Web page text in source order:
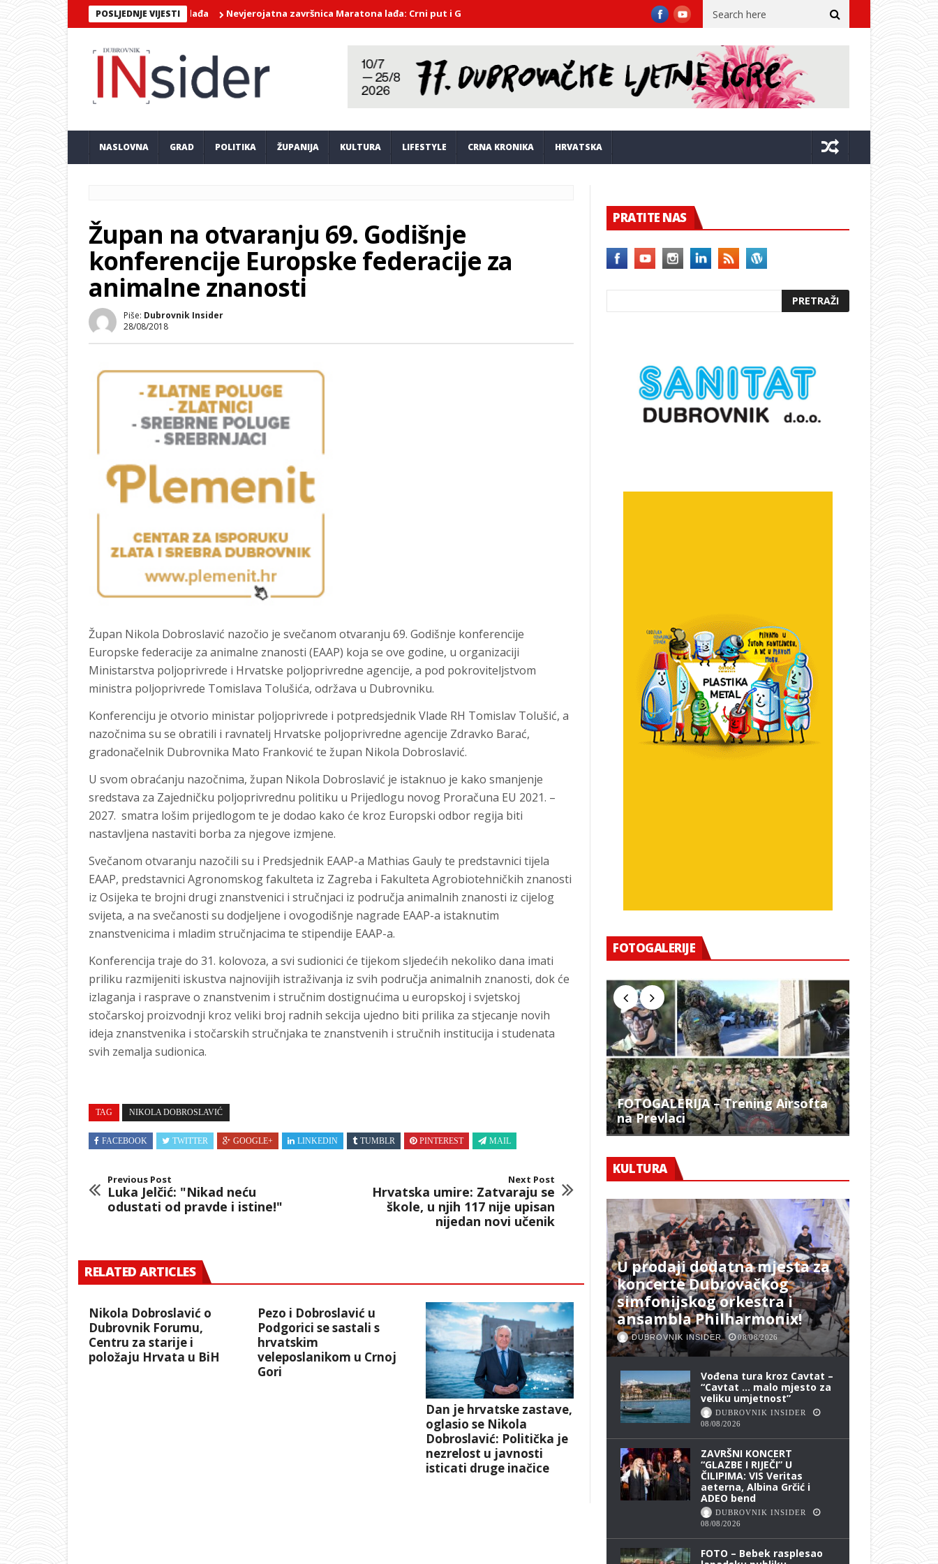
POSLJEDNJE VIJESTI Nevjerojatna završnica Maratona lađa: Crni put i Gusari Komin podijelili pobjedu SPEKTAKL NA NERETVI! Plenković se susreo s lađarima i poručio da će
NASLOVNA GRAD POLITIKA ŽUPANIJA KULTURA LIFESTYLE CRNA KRONIKA HRVATSKA
Župan na otvaranju 69. Godišnje
konferencije Europske federacije za
animalne znanosti
Piše: Dubrovnik Insider
28/08/2018
Župan Nikola Dobroslavić nazočio je svečanom otvaranju 69. Godišnje konferencije
Europske federacije za animalne znanosti (EAAP) koja se ove godine, u organizaciji
Ministarstva poljoprivrede i Hrvatske poljoprivredne agencije, a pod pokroviteljstvom
ministra poljoprivrede Tomislava Tolušića, održava u Dubrovniku.
Konferenciju je otvorio ministar poljoprivrede i potpredsjednik Vlade RH Tomislav Tolušić, a
nazočnima su se obratili i ravnatelj Hrvatske poljoprivredne agencije Zdravko Barać,
gradonačelnik Dubrovnika Mato Franković te župan Nikola Dobroslavić.
U svom obraćanju nazočnima, župan Nikola Dobroslavić je istaknuo je kako smanjenje
sredstava za Zajedničku poljoprivrednu politiku u Prijedlogu novog Proračuna EU 2021. –
2027. smatra lošim prijedlogom te je dodao kako će kroz Europski odbor regija biti
nastavljena nastaviti borba za njegove izmjene.
Svečanom otvaranju nazočili su i Predsjednik EAAP-a Mathias Gauly te predstavnici tijela
EAAP, predstavnici Agronomskog fakulteta iz Zagreba i Fakulteta Agrobiotehničkih znanosti
iz Osijeka te brojni drugi znanstvenici i stručnjaci iz područja animalnih znanosti iz cijelog
svijeta, a na svečanosti su dodjeljene i ovogodišnje nagrade EAAP-a istaknutim
znanstvenicima i mladim stručnjacima te stipendije EAAP-a.
Konferencija traje do 31. kolovoza, a svi sudionici će tijekom sljedećih nekoliko dana imati
priliku razmijeniti iskustva najnovijih istraživanja iz svih područja animalnih znanosti, dok će
izlaganja i rasprave o znanstvenim i stručnim dostignućima u europskoj i svjetskoj
stočarskoj proizvodnji kroz veliki broj radnih sekcija ujedno biti prilika za stjecanje novih
ideja znanstvenika i stočarskih stručnjaka te znanstvenih i stručnih institucija i studenata
svih zemalja sudionica.
TAG NIKOLA DOBROSLAVIĆ
FACEBOOK TWITTER GOOGLE+ LINKEDIN TUMBLR PINTEREST MAIL
Previous Post
Luka Jelčić: "Nikad neću
odustati od pravde i istine!"
Next Post
Hrvatska umire: Zatvaraju se
škole, u njih 117 nije upisan
nijedan novi učenik
RELATED ARTICLES
Nikola Dobroslavić o
Dubrovnik Forumu,
Centru za starije i
položaju Hrvata u BiH
Pezo i Dobroslavić u
Podgorici se sastali s
hrvatskim
veleposlanikom u Crnoj
Gori
Dan je hrvatske zastave,
oglasio se Nikola
Dobroslavić: Politička je
nezrelost u javnosti
isticati druge inačice
PRATITE NAS
FOTOGALERIJE
FOTOGALERIJA – Trening Airsofta
na Prevlaci
FOTO –
KULTURA
U prodaji dodatna mjesta za
koncerte Dubrovačkog
simfonijskog orkestra i
ansambla Philharmonix!
DUBROVNIK INSIDER 08/08/2026
Vođena tura kroz Cavtat –
“Cavtat … malo mjesto za
veliku umjetnost”
DUBROVNIK INSIDER
08/08/2026
ZAVRŠNI KONCERT
“GLAZBE I RIJEČI” U
ČILIPIMA: VIS Veritas
aeterna, Albina Grčić i
ADEO bend
DUBROVNIK INSIDER
08/08/2026
FOTO – Bebek rasplesao